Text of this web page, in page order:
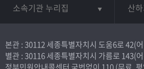
소속기관 누리집 산
본관 : 30112 세종특별자치시 도움6로 42(
별관 : 30116 세종특별자치시 가름로 143(